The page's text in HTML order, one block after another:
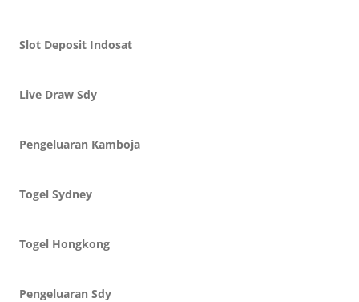
Slot Deposit Indosat
Live Draw Sdy
Pengeluaran Kamboja
Togel Sydney
Togel Hongkong
Pengeluaran Sdy